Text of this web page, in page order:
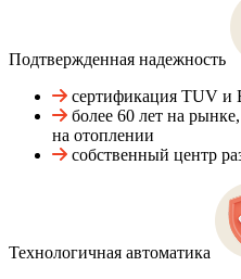
Подтвержденная надежность
сертификация TUV и
более 60 лет на
на отоплении
собственный центр
Технологичная автоматика